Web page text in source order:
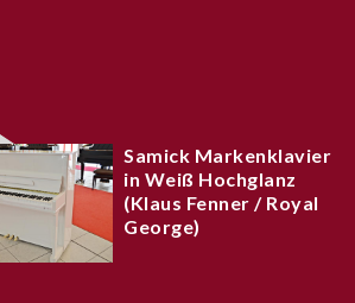
Samick Markenklavier
in Weiß Hochglanz
(Klaus Fenner / Royal
George)